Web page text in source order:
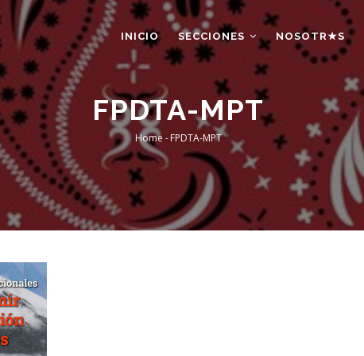
INICIO SECCIONES NOSOTR★S
FPDTA-MPT
Breadcrumb
Home -FPDTA-MPT